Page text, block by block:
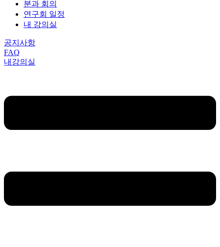
분과 회의
연구회 일정
내 강의실
공지사항
FAQ
내강의실